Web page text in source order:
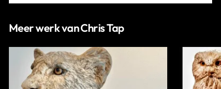
Meer werk van Chris Tap